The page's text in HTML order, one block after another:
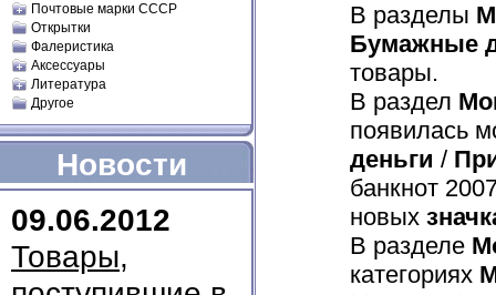
Почтовые марки СССР
Открытки
Фалеристика
Аксессуары
Литература
Другое
Новости
09.06.2012
Товары,
В разделы
Бумажные
товары.
В раздел
появилась
деньги /
банкнот
новых
В разделе
категориях